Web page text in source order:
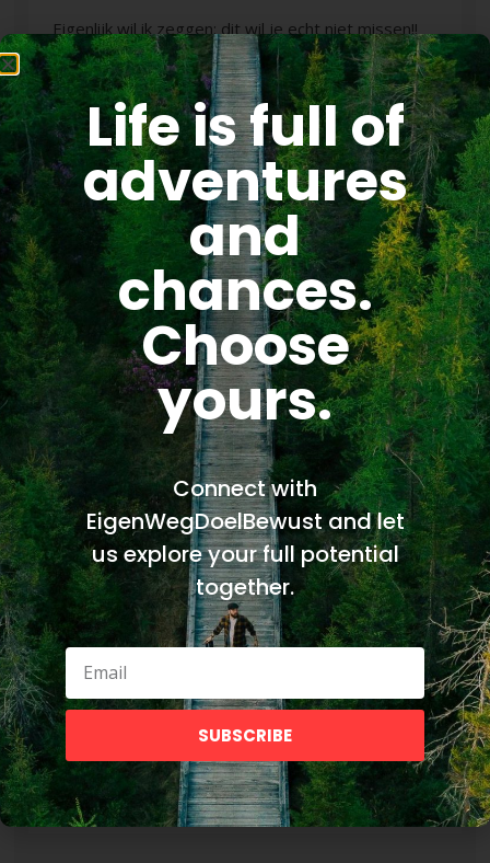
Eigenlijk wil ik zeggen: dit wil je echt niet missen!!
Martine Hamstra
Life is full of
adventures
and
chances.
Choose
yours.
Connect with
EigenWegDoelBewust and let
us explore your full potential
together.
SUBSCRIBE